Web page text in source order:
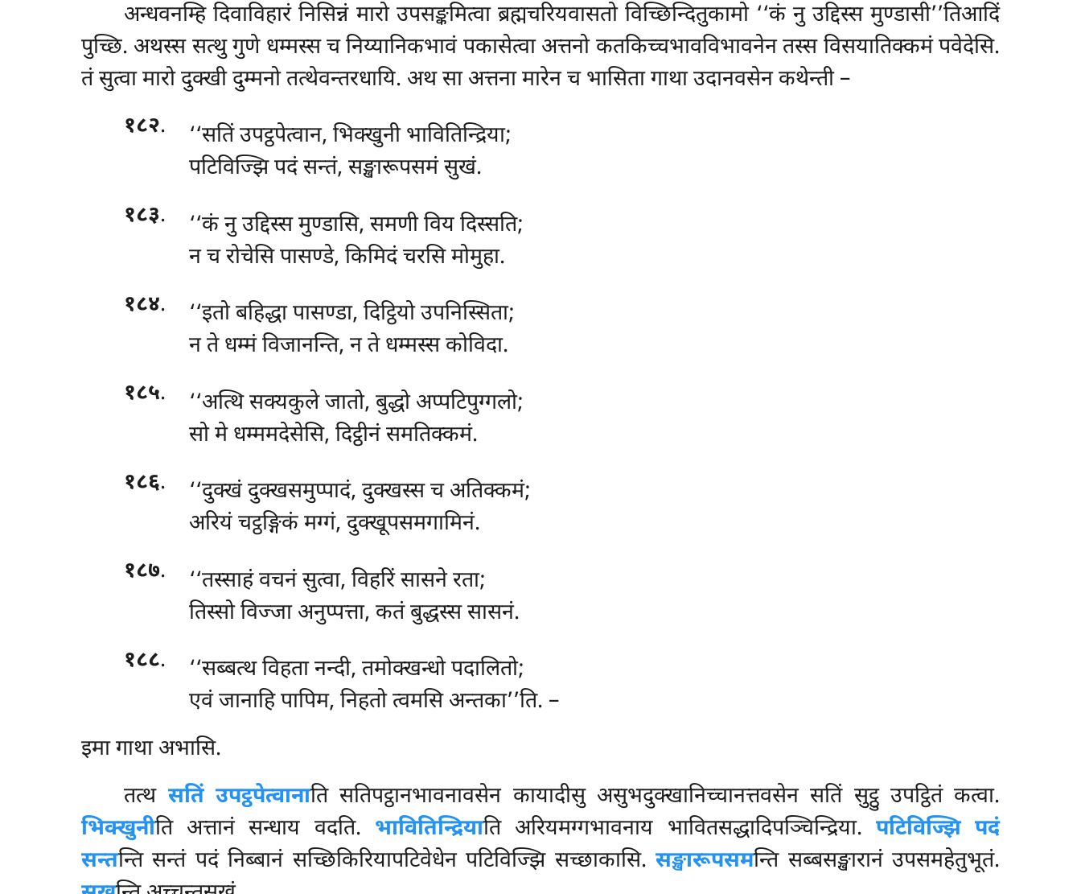
अन्धवनम्हि दिवाविहारं निसिन्नं मारो उपसङ्कमित्वा ब्रह्मचरियवासतो विच्छिन्दितुकामो ‘‘कं नु उद्दिस्स मुण्डासी’’तिआदिं
पुच्छि. अथस्स सत्थु गुणे धम्मस्स च निय्यानिकभावं पकासेत्वा अत्तनो कतकिच्चभावविभावनेन तस्स विसयातिक्कमं पवेदेसि.
तंसुत्वा मारो दुक्खी दुम्मनो तत्थेवन्तरधायि. अथ सा अत्तना मारेन च भासिता गाथा उदानवसेन कथेन्ती –
१८२.
‘‘सतिं उपट्ठपेत्वान, भिक्खुनी भावितिन्द्रिया;
पटिविज्झि पदं सन्तं, सङ्खारूपसमं सुखं.
१८३. ‘‘कं नु उद्दिस्स मुण्डासि, समणी विय दिस्सति;
नच रोचेसि पासण्डे, किमिदं चरसि मोमुहा.
१८४.
‘‘इतो बहिद्धा पासण्डा, दिट्ठियो उपनिस्सिता;
न ते धम्मं विजानन्ति, न ते धम्मस्स कोविदा.
१८५.
‘‘अत्थि सक्यकुले जातो, बुद्धो अप्पटिपुग्गलो;
सो मे धम्ममदेसेसि, दिट्ठीनं समतिक्कमं.
१८६.
‘‘दुक्खं दुक्खसमुप्पादं, दुक्खस्स च अतिक्कमं;
अरियं चट्ठङ्गिकं मग्गं, दुक्खूपसमगामिनं.
१८७.
‘‘तस्साहं वचनं सुत्वा, विहरिं सासने रता;
तिस्सो विज्जा अनुप्पत्ता, कतं बुद्धस्स सासनं.
१८८.
‘‘सब्बत्थ विहता नन्दी, तमोक्खन्धो पदालितो;
एवं जानाहि पापिम, निहतो त्वमसि अन्तका’’ति. –
इमा गाथा अभासि.
तत्थ सतिं उपट्ठपेत्वानाति सतिपट्ठानभावनावसेन कायादीसु असुभदुक्खानिच्चानत्तवसेन सतिं सुट्ठु उपट्ठितं कत्वा.
भिक्खुनीति अत्तानं सन्धाय वदति. भावितिन्द्रियाति अरियमग्गभावनाय भावितसद्धादिपञ्चिन्द्रिया. पटिविज्झि पदं
सन्तन्ति सन्तं पदंनिब्बानं सच्छिकिरियापटिवेधेन पटिविज्झि सच्छाकासि.सङ्खारूपसमन्ति सब्बसङ्खारानं उपसमहेतुभूतं.